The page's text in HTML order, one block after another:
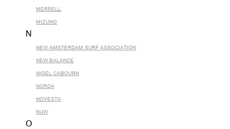
MERRELL
MIZUNO
N
NEW AMSTERDAM SURF ASSOCIATION
NEW BALANCE
NIGEL CABOURN
NORDA
NOVESTA
NUW
O